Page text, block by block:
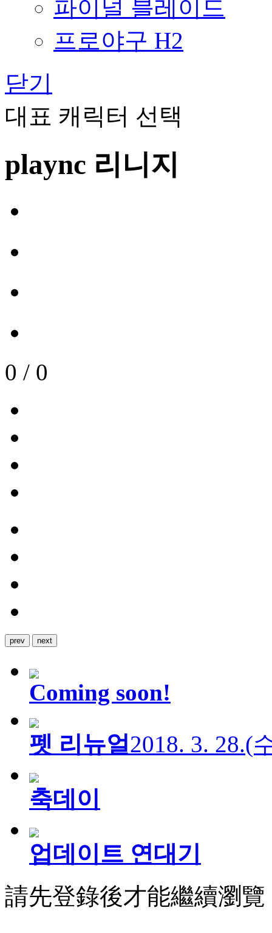
파이널 블레이드
프로야구 H2
닫기
대표 캐릭터 선택
plaync 리니지
0 / 0
prev next
Coming soon!
펫 리뉴얼2018. 3. 28.(
축데이
업데이트 연대기
請先登錄後才能繼續瀏覽